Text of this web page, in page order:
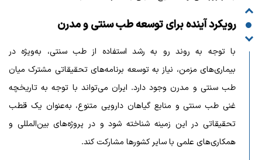
رویکرد آینده برای توسعه طب سنتی و مدرن
با توجه به روند رو به رشد استفاده از طب سنتی، به‌ویژه در
بیماری‌های مزمن، نیاز به توسعه برنامه‌های تحقیقاتی مشترک میان
طب سنتی و مدرن وجود دارد. ایران می‌تواند با توجه به تاریخچه
غنی طب سنتی و منابع گیاهان دارویی متنوع، به‌عنوان یک قطب
تحقیقاتی در این زمینه شناخته شود و در پروژه‌های بین‌المللی و
همکاری‌های علمی با سایر کشورها مشارکت کند.